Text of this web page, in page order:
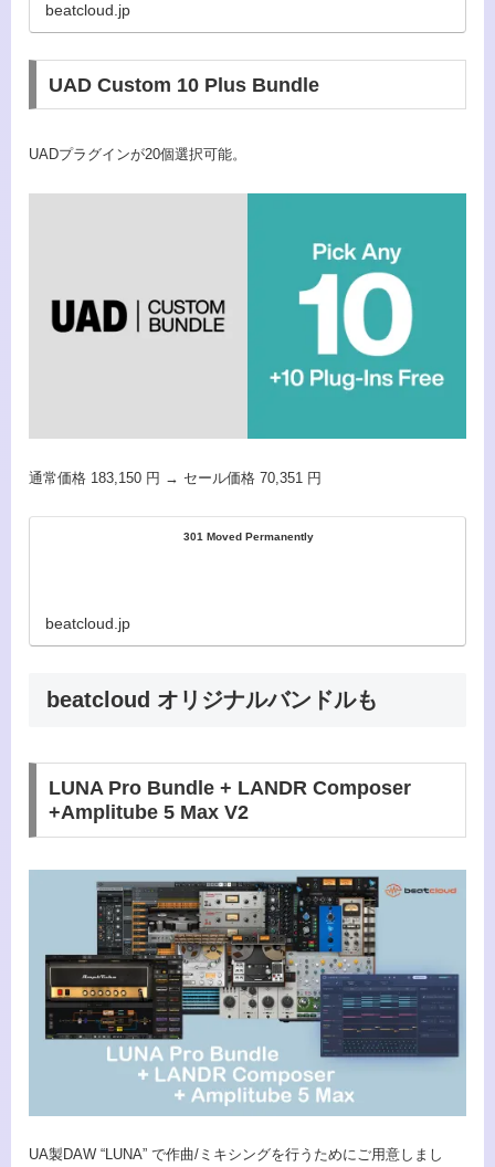
beatcloud.jp
UAD Custom 10 Plus Bundle
UADプラグインが20個選択可能。
通常価格 183,150 円 → セール価格 70,351 円
301 Moved Permanently
beatcloud.jp
beatcloud オリジナルバンドルも
LUNA Pro Bundle + LANDR Composer
+Amplitube 5 Max V2
UA製DAW “LUNA” で作曲/ミキシングを行うためにご用意しまし